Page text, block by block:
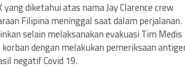
diketahui atas nama Jay Clarence crew
Filipina meninggal saat dalam perjalanan.
selain melaksanakan evakuasi Tim Medis
dengan melakukan pemeriksaan
negatif Covid 19.